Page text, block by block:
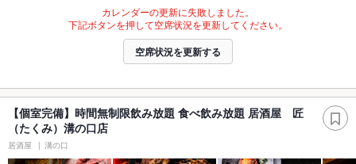
カレンダーの更新に失敗しました。
下記ボタンを押して空席状況を更新してください。
空席状況を更新する
【個室完備】時間無制限飲み放題 食べ飲み放題 居酒屋 匠
（たくみ）溝の口店
居酒屋 溝の口